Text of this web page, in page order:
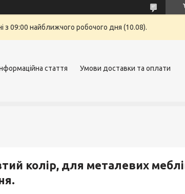
з 09:00 найближчого робочого дня (10.08).
стаття Умови доставки та оплати
колір, для металевих